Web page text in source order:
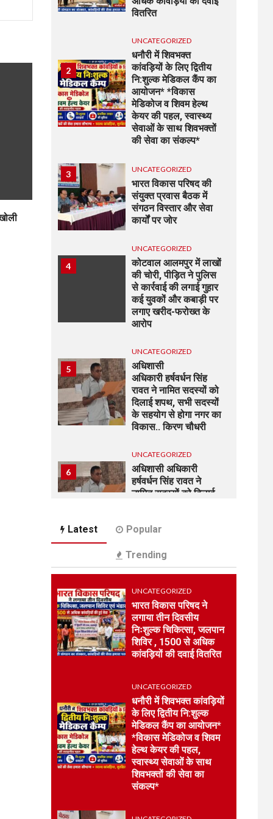
वितरित
2
UNCATEGORIZED
धनौरी में शिवभक्त
कांवड़ियों के लिए द्वितीय
नि:शुल्क मेडिकल कैंप का
आयोजन* *विकास
मेडिकोज व शिवम हेल्थ
केयर की पहल, स्वास्थ्य
सेवाओं के साथ शिवभक्तों
की सेवा का संकल्प*
3 UNCATEGORIZED
भारत विकास परिषद की
संयुक्त प्रवास बैठक में
संगठन विस्तार और सेवा
कार्यों पर जोर
4
UNCATEGORIZED
कोटवाल आलमपुर में लाखों
की चोरी, पीड़ित ने पुलिस
से कार्रवाई की लगाई गुहार
कई युवकों और कबाड़ी पर
लगाए खरीद-फरोख्त के
आरोप
5
UNCATEGORIZED
अधिशासी
अधिकारी हर्षवर्धन सिंह
रावत ने नामित सदस्यों को
दिलाई शपथ, सभी सदस्यों
के सहयोग से होगा नगर का
विकास.. किरण चौधरी
6
UNCATEGORIZED
अधिशासी अधिकारी
हर्षवर्धन सिंह रावत ने
नामित सदस्यों को दिलाई
विकास..किरण चौधरी
UNCATEGORIZED
रेलवे स्टेशन रुड़की पर
जीआरपी ने सकुशल
परिजनों को सौंपा
1
UNCATEGORIZED
भारत विकास परिषद ने
जलपान शिविर , 1500 से
अधिक कांवड़ियों की दवाई
वितरित
2
UNCATEGORIZED
धनौरी में शिवभक्त
कांवड़ियों के लिए द्वितीय
नि:शुल्क मेडिकल कैंप का
आयोजन* *विकास
केयर की पहल, स्वास्थ्य
Latest Popular
Trending
UNCATEGORIZED
भारत विकास परिषद ने
लगाया तीन दिवसीय
निःशुल्क चिकित्सा, जलपान
शिविर , 1500 से अधिक
कांवड़ियों की दवाई वितरित
UNCATEGORIZED
धनौरी में शिवभक्त कांवड़ियों
के लिए द्वितीय नि:शुल्क
मेडिकल कैंप का आयोजन*
*विकास मेडिकोज व शिवम
हेल्थ केयर की पहल,
स्वास्थ्य सेवाओं के साथ
शिवभक्तों की सेवा का
संकल्प*